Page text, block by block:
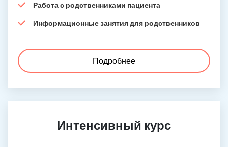
Работа с родственниками пациента
Информационные занятия для родственников
Подробнее
Интенсивный курс